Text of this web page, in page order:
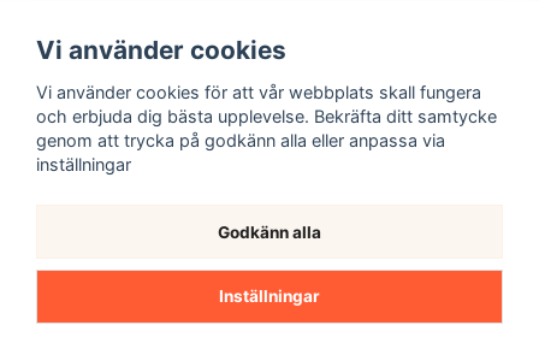
Copyright ©2026Evermarket.se
Vi använder cookies
Vi använder cookies för att vår webbplats skall fungera
och erbjuda dig bästa upplevelse. Bekräfta ditt samtycke
genom att trycka på godkänn alla eller anpassa via
inställningar
Godkänn alla
Inställningar